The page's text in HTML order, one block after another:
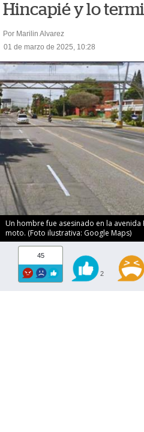
Hincapié y lo
Por Marilin Alvarez
01 de marzo de 2025, 10:28
Un hombre fue asesinado en la
moto. (Foto ilustrativa: Google Maps)
45
2